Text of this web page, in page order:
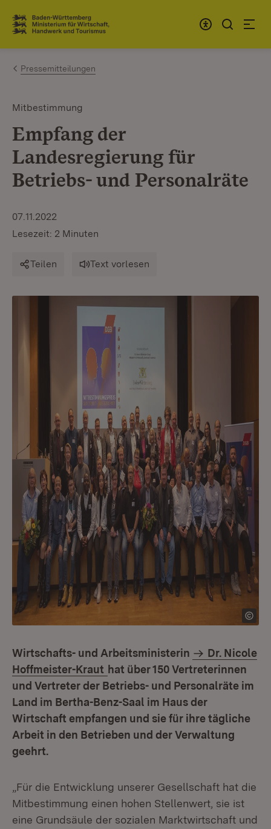
Zum Inhalt springen
Link zur Startseite
Pressemitteilungen
Mitbestimmung
Empfang der
Landesregierung für
Betriebs- und Personalräte
07.11.2022
Lesezeit: 2 Minuten
Teilen Text vorlesen
Wirtschafts- und Arbeitsministerin
Dr. Nicole
Hoffmeister-Kraut hat über 150 Vertreterinnen
und Vertreter der Betriebs- und Personalräte im
Land im Bertha-Benz-Saal im Haus der
Wirtschaft empfangen und sie für ihre tägliche
Arbeit in den Betrieben und der Verwaltung
geehrt.
„Für die Entwicklung unserer Gesellschaft hat die
Mitbestimmung einen hohen Stellenwert, sie ist
eine Grundsäule der sozialen Marktwirtschaft und